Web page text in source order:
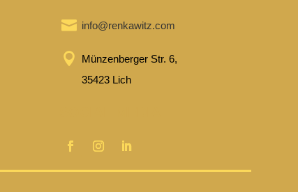
 info@renkawitz.com

Münzenberger Str. 6,
35423 Lich